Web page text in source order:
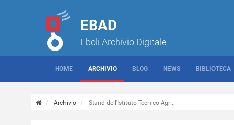
EBAD
Eboli Archivio Digitale
HOME ARCHIVIO BLOG NEWS BIBLIOTECA
Archivio Stand dell'Istituto Tecnico Agr...